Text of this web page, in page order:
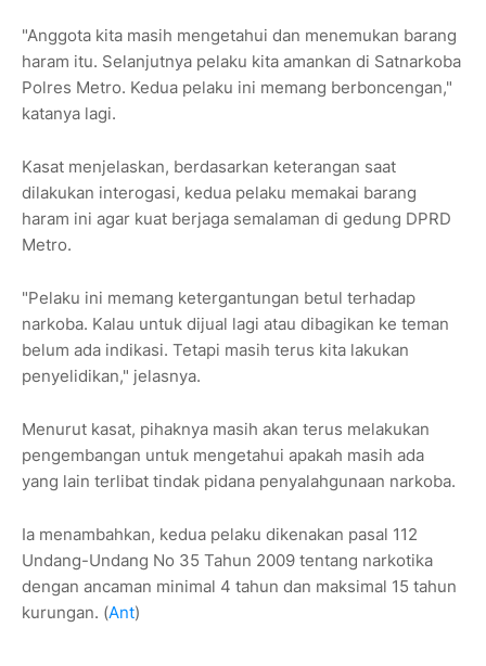
"Anggota kita masih mengetahui dan menemukan barang
haram itu. Selanjutnya pelaku kita amankan di Satnarkoba
Polres Metro. Kedua pelaku ini memang berboncengan,"
katanya lagi.
Kasat menjelaskan, berdasarkan keterangan saat
dilakukan interogasi, kedua pelaku memakai barang
haram ini agar kuat berjaga semalaman di gedung DPRD
Metro.
"Pelaku ini memang ketergantungan betul terhadap
narkoba. Kalau untuk dijual lagi atau dibagikan ke teman
belum ada indikasi. Tetapi masih terus kita lakukan
penyelidikan," jelasnya.
Menurut kasat, pihaknya masih akan terus melakukan
pengembangan untuk mengetahui apakah masih ada
yang lain terlibat tindak pidana penyalahgunaan narkoba.
Ia menambahkan, kedua pelaku dikenakan pasal 112
Undang-Undang No 35 Tahun 2009 tentang narkotika
dengan ancaman minimal 4 tahun dan maksimal 15 tahun
kurungan. (Ant)